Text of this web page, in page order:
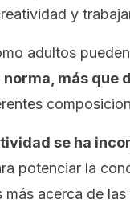
y
adultos
norma, más que
se ha
potenciar la
más acerca de